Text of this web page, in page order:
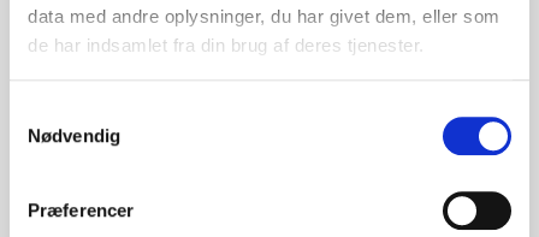
data med andre oplysninger, du har givet dem, eller som
de har indsamlet fra din brug af deres tjenester.
Nødvendig
Præferencer